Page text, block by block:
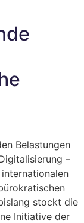
Belastungen
–
stockt die
Initiative der